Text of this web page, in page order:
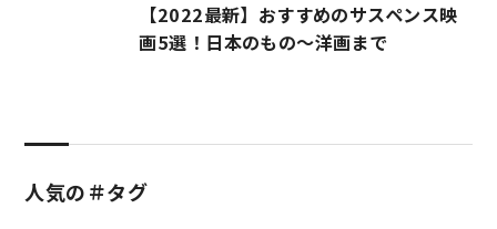
【2022最新】おすすめのサスペンス映
画5選！日本のもの～洋画まで
人気の＃タグ